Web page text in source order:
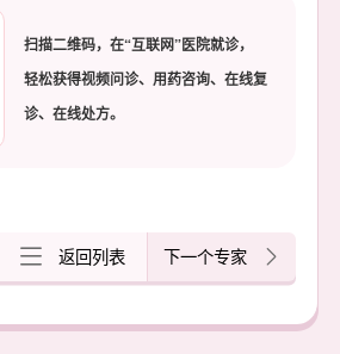
扫描二维码，在“互联网”医院就诊，
轻松获得视频问诊、用药咨询、在线复
诊、在线处方。
返回列表 下一个专家